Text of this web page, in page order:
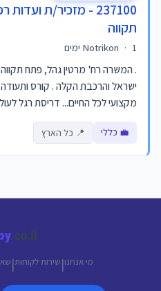
237100 - מזכיר/ת
תקווה
Notrikon · 1 ימים
ישראל והרכבת הקלה . קורס
מקצועי לכל החיים... דריסת רגל
💼 כללי 📍 כל הארץ
.co.il
מי אנחנו|שירות לקוחות|